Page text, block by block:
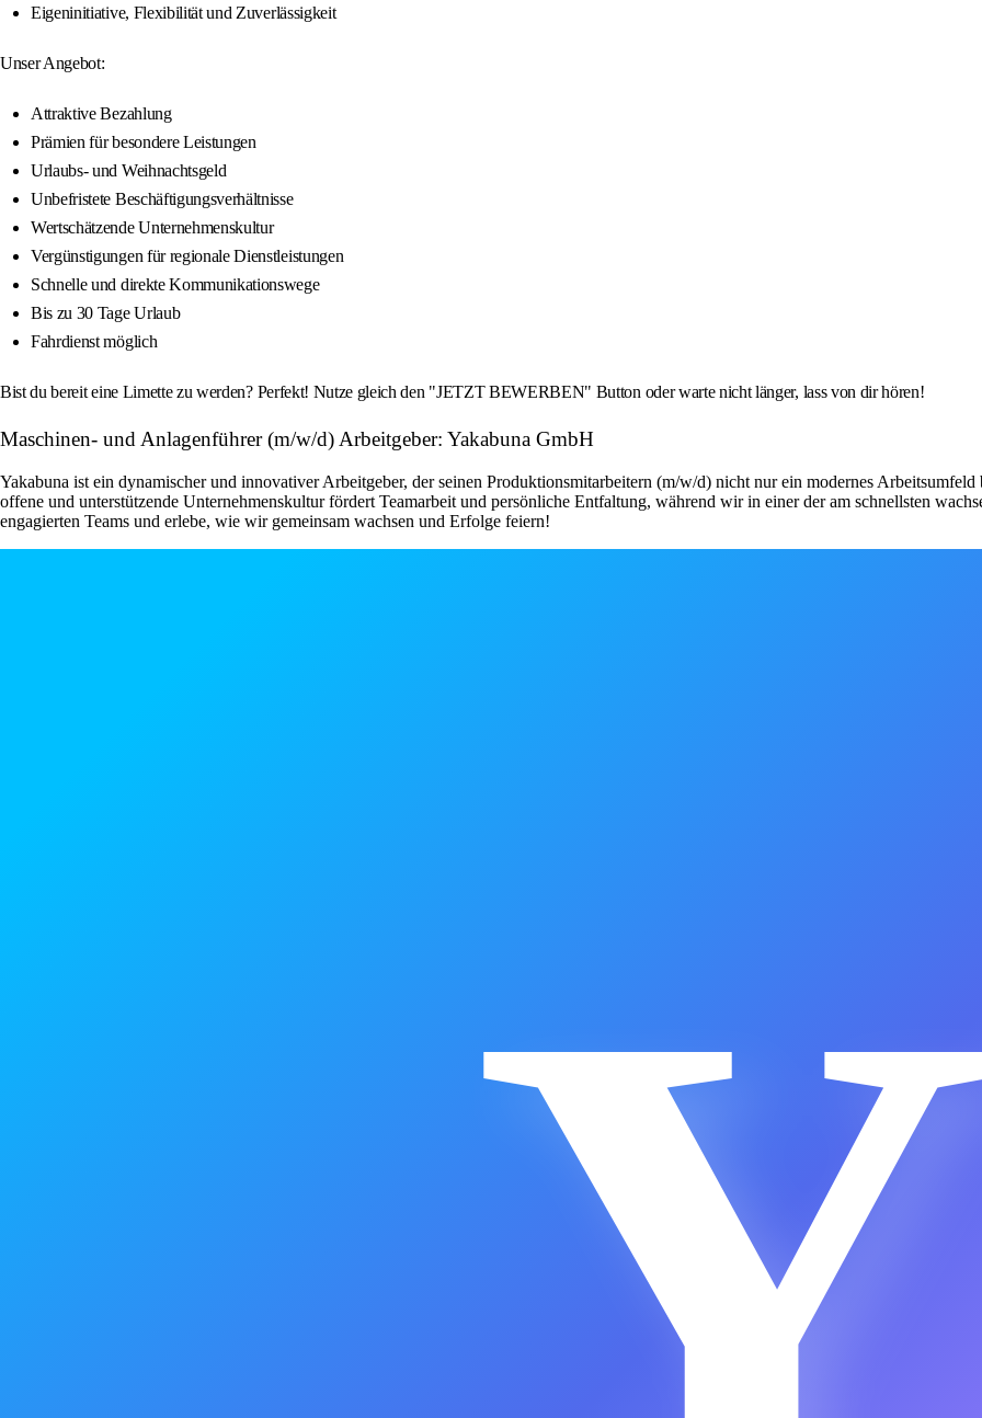
Eigeninitiative, Flexibilität und Zuverlässigkeit
Unser Angebot:
Attraktive Bezahlung
Prämien für besondere Leistungen
Urlaubs- und Weihnachtsgeld
Unbefristete Beschäftigungsverhältnisse
Wertschätzende Unternehmenskultur
Vergünstigungen für regionale Dienstleistungen
Schnelle und direkte Kommunikationswege
Bis zu 30 Tage Urlaub
Fahrdienst möglich
Bist du bereit eine Limette zu werden? Perfekt! Nutze gleich den "JETZT BEWERBEN" Button oder warte nicht länger, lass von dir hören!
Maschinen- und Anlagenführer (m/w/d) Arbeitgeber: Yakabuna GmbH
Yakabuna ist ein dynamischer und innovativer Arbeitgeber, der seinen Produktionsmitarbeitern (m/w/d) nicht nur ein modernes
offene und unterstützende Unternehmenskultur fördert Teamarbeit und persönliche Entfaltung, während wir in einer der am schnellsten
engagierten Teams und erlebe, wie wir gemeinsam wachsen und Erfolge feiern!